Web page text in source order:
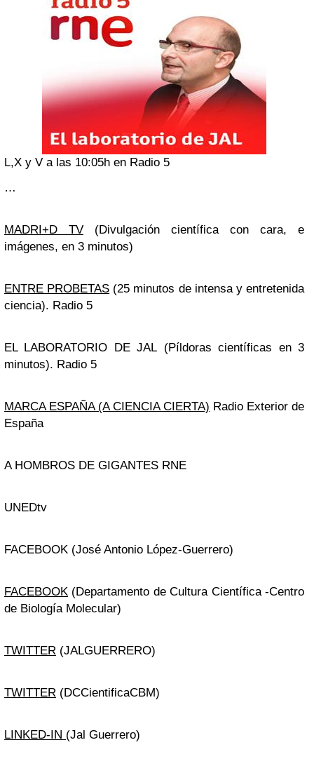
L,X y V a las 10:05h en Radio 5
…
MADRI+D TV (Divulgación científica con cara, e
imágenes, en 3 minutos)
ENTRE PROBETAS (25 minutos de intensa y entretenida
ciencia). Radio 5
EL LABORATORIO DE JAL (Píldoras científicas en 3
minutos). Radio 5
MARCA ESPAÑA (A CIENCIA CIERTA) Radio Exterior de
España
A HOMBROS DE GIGANTES RNE
UNEDtv
FACEBOOK (José Antonio López-Guerrero)
FACEBOOK (Departamento de Cultura Científica -Centro
de Biología Molecular)
TWITTER (JALGUERRERO)
TWITTER (DCCientificaCBM)
LINKED-IN (Jal Guerrero)